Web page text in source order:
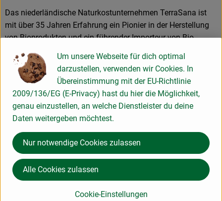
Das niederländische Naturkostunternehmen TerraSana ist
mit über 35 Jahren Erfahrung ein Pionier in der Herstellung
von Bioprodukten und ein führender Importeur von Bio-
eating“ strebt TerraSana stets zum Gleichgewicht zwischen
Nachhaltigkeit, Genuss und handwerklicher Qualität.
Reine, gesunde und ehrliche Produkte zeichnen TerraSana
aus. Von hausgemachten Nussmusen über traditionelle
japanische Spezialitäten, natürliche Lakritze, mediterrane
Delikatessen, Premium-Kokosmilch bis hin zu Keimbrot,
Snacks und Superfood – alle TerraSana-Produkte zeichnen
sich durch höchste Qualität und Reinheit aus. Es lohnt der
Blick auf die überzeugenden Zutatenlisten: Hier ist nichts
drin, was nicht reingehört!
und Entwicklung von ökologisch und verantwortungsvoll
Um unsere Webseite für dich optimal
darzustellen, verwenden wir Cookies. In
Übereinstimmung mit der EU-Richtlinie
2009/136/EG (E-Privacy) hast du hier die Möglichkeit,
genau einzustellen, an welche Dienstleister du deine
Daten weitergeben möchtest.
Cookie-Einstellungen
Nur notwendige Cookies zulassen
Alle Cookies zulassen